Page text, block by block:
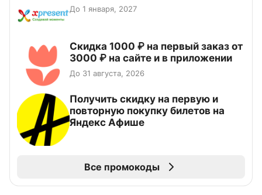
До 1 января, 2027
Скидка 1000 ₽ на первый заказ от
3000 ₽ на сайте и в приложении
До 31 августа, 2026
Получить скидку на первую и
повторную покупку билетов на
Яндекс Афише
Все промокоды